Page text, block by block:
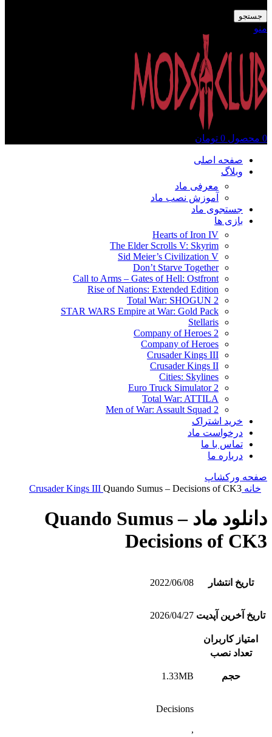
جستجو
منو
0 محصول 0 تومان
صفحه اصلی
وبلاگ
معرفی ماد
آموزش نصب ماد
جستجوی ماد
بازی ها
Hearts of Iron IV
The Elder Scrolls V: Skyrim
Sid Meier’s Civilization V
Don’t Starve Together
Call to Arms – Gates of Hell: Ostfront
Rise of Nations: Extended Edition
Total War: SHOGUN 2
STAR WARS Empire at War: Gold Pack
Stellaris
Company of Heroes 2
Company of Heroes
Crusader Kings III
Crusader Kings II
Cities: Skylines
Euro Truck Simulator 2
Total War: ATTILA
Men of War: Assault Squad 2
خرید اشتراک
درخواست ماد
تماس با ما
درباره ما
صفحه ورکشاپ
خانه
Crusader Kings III Quando Sumus – Decisions of CK3
دانلود ماد Quando Sumus –
Decisions of CK3
تاریخ انتشار 2022/06/08
تاریخ آخرین آپدیت 2026/04/27
امتیاز کاربران
تعداد نصب
حجم 1.33MB
Decisions
,